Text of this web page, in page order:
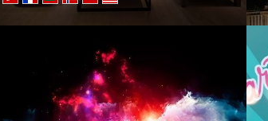
Самые роскошные отели, открытые в
прошлом году по всему миру, от
дерзкого Лас-Вегаса до холодных
норвежских фьордов...